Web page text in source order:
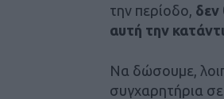
την περίοδο, δεν
αυτή την
Να δώσουμε,
συγχαρητήρια